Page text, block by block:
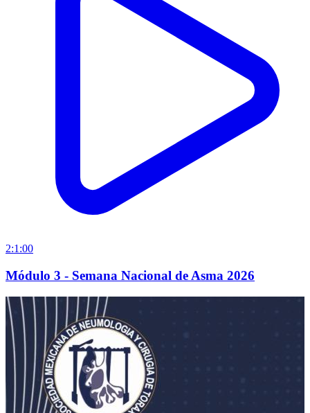
2:1:00
Módulo 3 - Semana Nacional de Asma 2026